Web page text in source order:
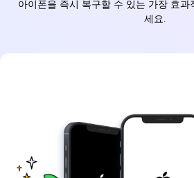
아이폰을 즉시 복구할 수 있는 가장 효과
세요.